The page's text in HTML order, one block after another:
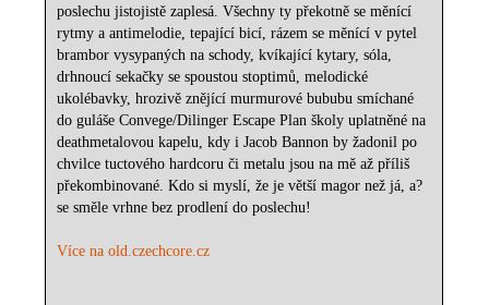
poslechu jistojistě zaplesá. Všechny ty překotně se měnící
rytmy a antimelodie, tepající bicí, rázem se měnící v pytel
brambor vysypaných na schody, kvíkající kytary, sóla,
drhnoucí sekačky se spoustou stoptimů, melodické
ukolébavky, hrozivě znějící murmurové bububu smíchané
do guláše Convege/Dilinger Escape Plan školy uplatněné na
deathmetalovou kapelu, kdy i Jacob Bannon by žadonil po
chvilce tuctového hardcoru či metalu jsou na mě až příliš
překombinované. Kdo si myslí, že je větší magor než já, a?
se směle vrhne bez prodlení do poslechu!
Více na old.czechcore.cz